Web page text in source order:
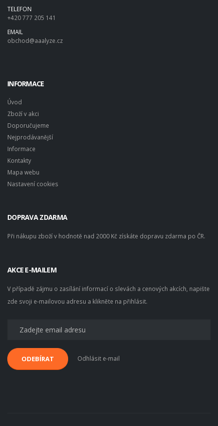
TELEFON
+420 777 205 141
EMAIL
obchod@aaalyze.cz
INFORMACE
Úvod
Zboží v akci
Doporučujeme
Nejprodávanější
Informace
Kontakty
Mapa webu
Nastavení cookies
DOPRAVA ZDARMA
Při nákupu zboží v hodnotě nad 2000 Kč získáte dopravu zdarma po ČR.
AKCE E-MAILEM
V případě zájmu o zasílání informací o slevách a cenových akcích, napište
zde svoji e-mailovou adresu a klikněte na přihlásit.
ODEBÍRAT Odhlásit e-mail